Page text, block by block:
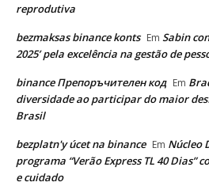
reprodutiva
bezmaksas binance konts Em Sabin
2025’ pela excelência na gestão de
binance Препоръчителен код Em
diversidade ao participar do maior
Brasil
bezplatn'y úcet na binance Em Núcleo
programa “Verão Express TL 40 Dias”
e cuidado